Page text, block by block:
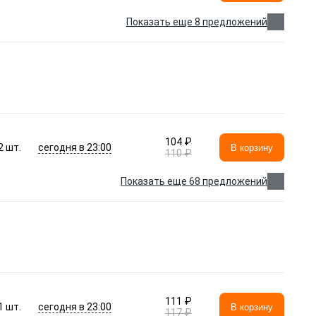
Показать еще 8 предложений
шт. сегодня в 23:00
104 ₽
110 ₽
В корзину
Показать еще 68 предложений
шт. сегодня в 23:00
111 ₽
117 ₽
В корзину